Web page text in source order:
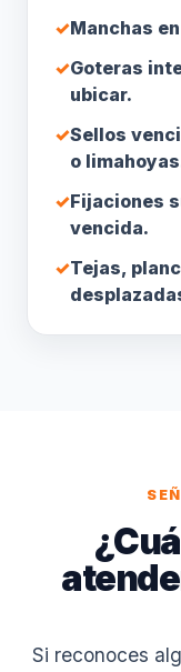
✓Manchas
✓Goteras
ubicar.
✓Sellos
o
✓Fijaciones
vencida.
✓Tejas,
Si reconoces